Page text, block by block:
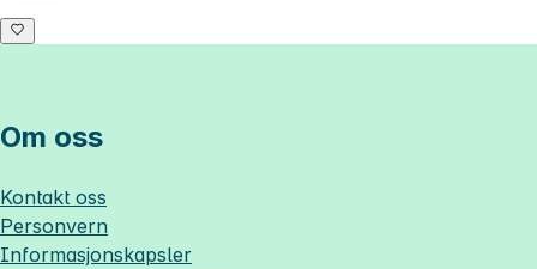
Om oss
Kontakt oss
Personvern
Informasjonskapsler